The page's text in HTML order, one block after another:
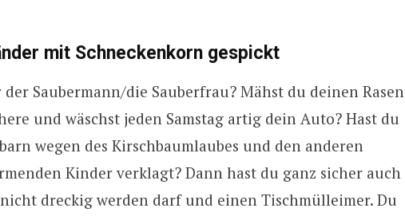
mit Schneckenkorn gespickt
Saubermann/die Sauberfrau? Mähst du deinen Rasen
und wäschst jeden Samstag artig dein Auto? Hast du
wegen des Kirschbaumlaubes und den anderen
Kinder verklagt? Dann hast du ganz sicher auch
dreckig werden darf und einen Tischmülleimer. Du